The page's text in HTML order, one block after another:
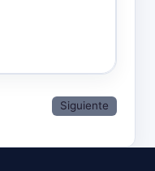
Siguiente